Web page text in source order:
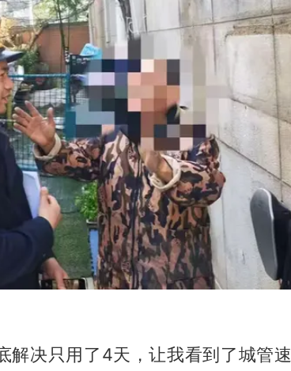
解决只用了4天，让我看到了城管速